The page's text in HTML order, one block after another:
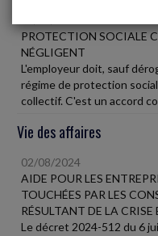
PROTECTION SOCIALE
NÉGLIGENT
L'employeur doit, sauf
régime de protection
collectif. C'est un accord
Vie des affaires
02/08/2024
AIDE POUR LES
TOUCHÉES PAR LES
RÉSULTANT DE LA
Le décret 2024-512 du 6